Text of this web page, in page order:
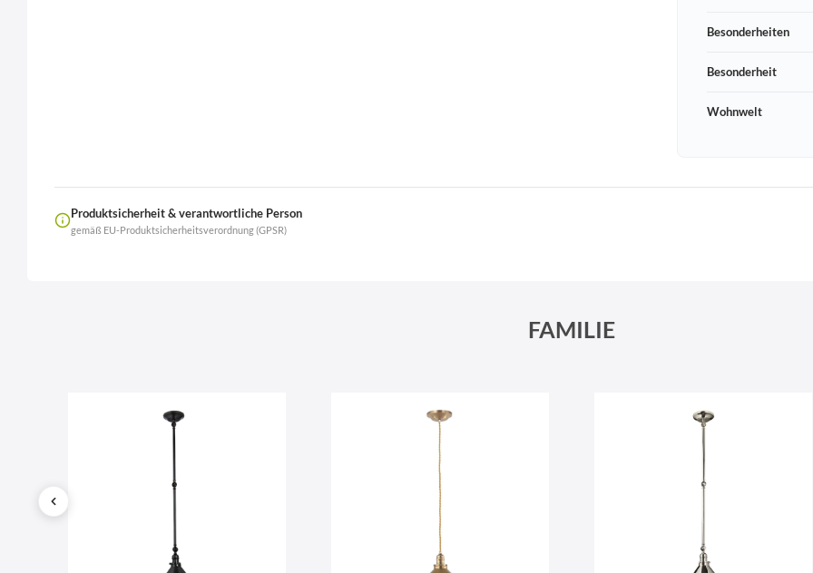
Besonderheiten
Besonderheit
Wohnwelt
Produktsicherheit & verantwortliche Person
gemäß EU-Produktsicherheitsverordnung (GPSR)
FAMILIE